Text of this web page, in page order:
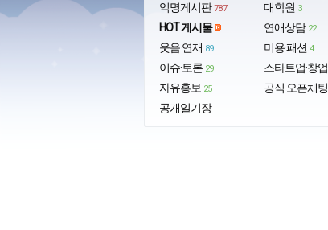
익명게시판 787
HOT 게시물
웃음·연재 89
이슈·토론 29
자유홍보 25
공개일기장
대학원 3
연애상담 22
미용·패션 4
스타트업·창업
공식 오픈채팅